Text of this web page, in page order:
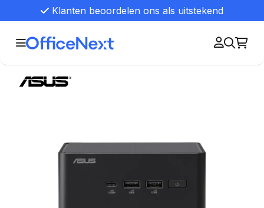
Klanten beoordelen ons als uitstekend